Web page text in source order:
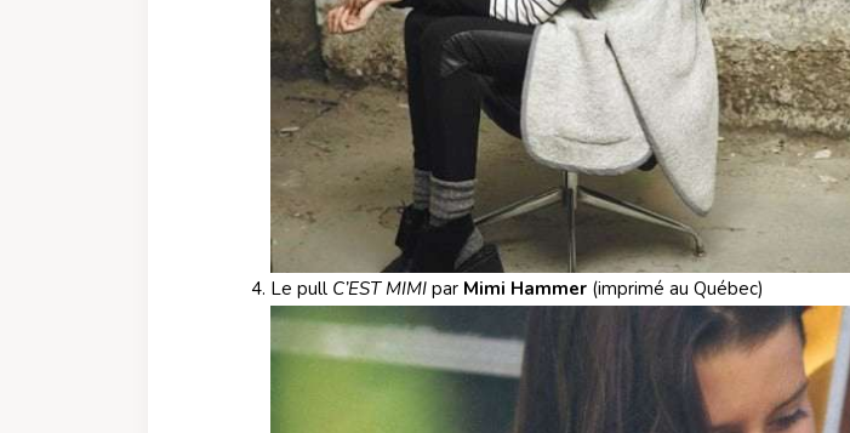
Le pull C’EST MIMI par Mimi Hammer (imprimé au Québec)